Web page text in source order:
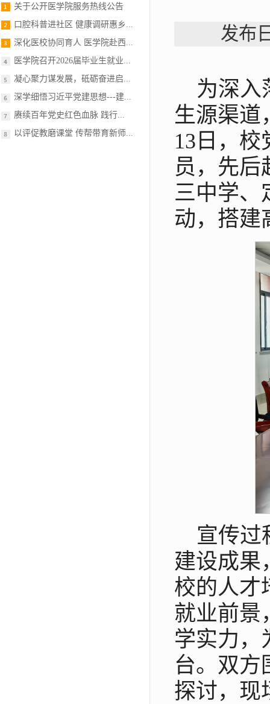
关于公开医学院服务热线公告
口腔科普进社区 健康调研惠乡...
深化医校协同育人 医学院赴西...
医学院召开2026届毕业生就业...
凝心聚力谋发展，砥砺奋进启...
深学细悟习近平党建思想---建...
赓续百年党史红色血脉 践行...
以评促教磨课堂 传帮带育新师...
发布
为深入
生源渠道
13日，
员，先后
三中学、
动，搭建
宣传过
建设成果
校的人才
就业前景
学实力，
台。双方
探讨，现